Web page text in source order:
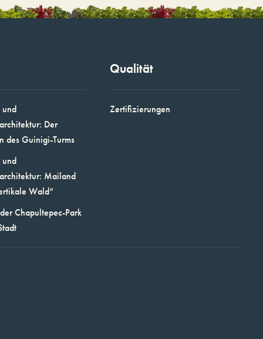
Der
des Guinigi-Turms
Mailand
Wald“
Chapultepec-Park
Qualität
Zertifizierungen